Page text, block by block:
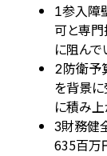
1参入障
可と専
に阻んで
2防衛予
を背景
に積み上
3財務健
635百万